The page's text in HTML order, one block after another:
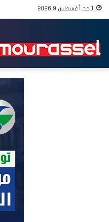
الأحد, أغسطس 9 2026